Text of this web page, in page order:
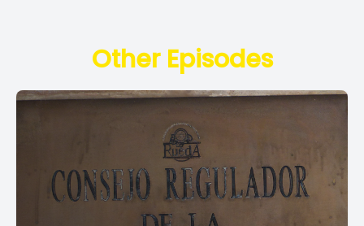
Other Episodes